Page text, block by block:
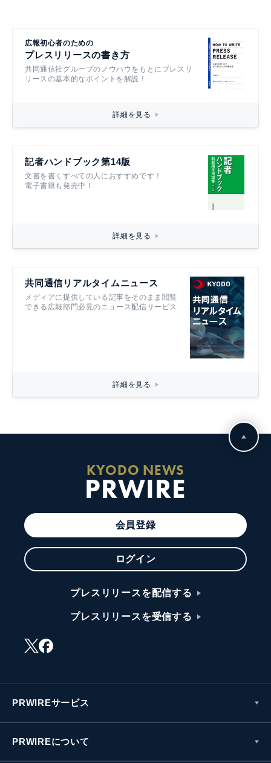
広報初心者のための
プレスリリースの書き方
共同通信社グループのノウハウをもとにプレスリ
リースの基本的なポイントを解説！
詳細を見る
記者ハンドブック第14版
文書を書くすべての人におすすめです！
電子書籍も発売中！
詳細を見る
共同通信リアルタイムニュース
メディアに提供している記事をそのまま閲覧
できる広報部門必見のニュース配信サービス
詳細を見る
KYODO NEWS
PRWIRE
会員登録
ログイン
プレスリリースを配信する
プレスリリースを受信する
PRWIREサービス
PRWIREについて